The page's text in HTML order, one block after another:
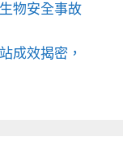
物安全事故
成效揭密，